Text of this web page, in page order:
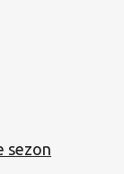
sezon